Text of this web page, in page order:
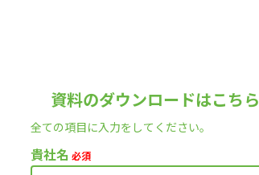
資料のダウンロードはこちら
全ての項目に入力をしてください。
貴社名 必須